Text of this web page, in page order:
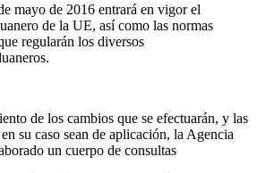
mayo de 2016 entrará en vigor el
de la UE, así como las normas
regularán los diversos
de los cambios que se efectuarán, y las
su caso sean de aplicación, la Agencia
un cuerpo de consultas